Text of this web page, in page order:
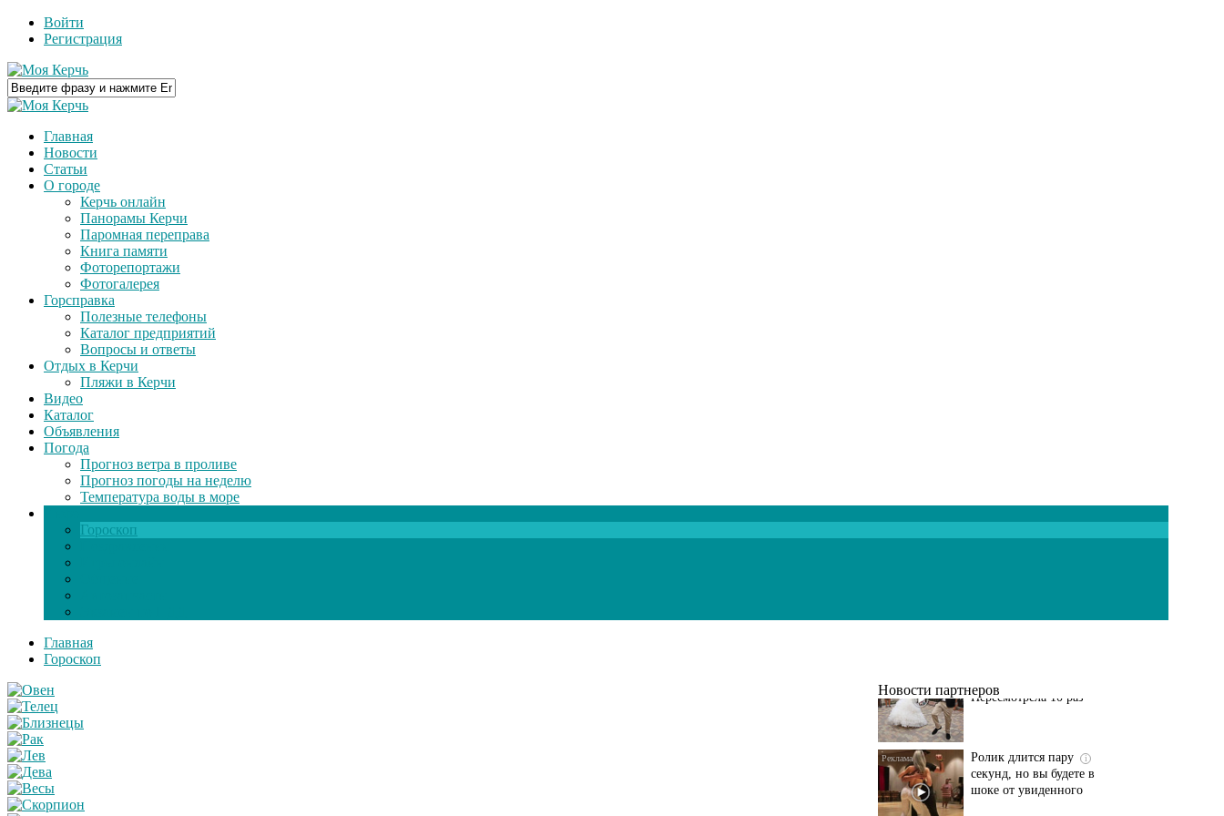
Войти
Регистрация
Главная
Новости
Статьи
О городе
Керчь онлайн
Панорамы Керчи
Паромная переправа
Книга памяти
Фоторепортажи
Фотогалерея
Горсправка
Полезные телефоны
Каталог предприятий
Вопросы и ответы
Отдых в Керчи
Пляжи в Керчи
Видео
Каталог
Объявления
Погода
Прогноз ветра в проливе
Прогноз погоды на неделю
Температура воды в море
Гороскоп
Главная
Гороскоп
Новости партнеров
Ролик длится пару
Ролик из Омска: вы